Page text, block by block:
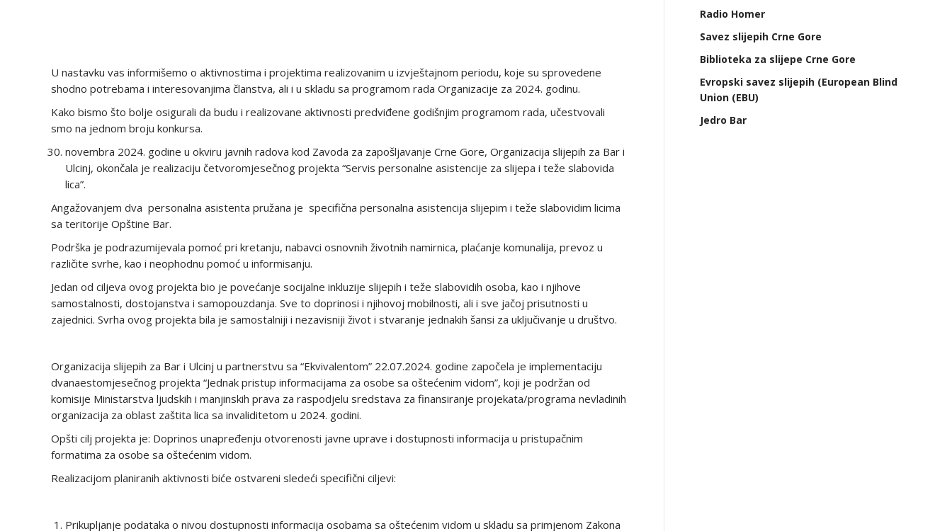
U nastavku vas informišemo o aktivnostima i projektima realizovanim u izvještajnom periodu, koje su sprovedene
shodno potrebama i interesovanjima članstva, ali i u skladu sa programom rada Organizacije za 2024. godinu.
Kako bismo što bolje osigurali da budu i realizovane aktivnosti predviđene godišnjim programom rada, učestvovali
smo na jednom broju konkursa.
novembra 2024. godine u okviru javnih radova kod Zavoda za zapošljavanje Crne Gore, Organizacija slijepih za Bar i
Ulcinj, okončala je realizaciju četvoromjesečnog projekta “Servis personalne asistencije za slijepa i teže slabovida
lica”.
Angažovanjem dva personalna asistenta pružana je specifična personalna asistencija slijepim i teže slabovidim licima
sa teritorije Opštine Bar.
Podrška je podrazumijevala pomoć pri kretanju, nabavci osnovnih životnih namirnica, plaćanje komunalija, prevoz u
različite svrhe, kao i neophodnu pomoć u informisanju.
Jedan od ciljeva ovog projekta bio je povećanje socijalne inkluzije slijepih i teže slabovidih osoba, kao i njihove
samostalnosti, dostojanstva i samopouzdanja. Sve to doprinosi i njihovoj mobilnosti, ali i sve jačoj prisutnosti u
zajednici. Svrha ovog projekta bila je samostalniji i nezavisniji život i stvaranje jednakih šansi za uključivanje u društvo.
Organizacija slijepih za Bar i Ulcinj u partnerstvu sa “Ekvivalentom” 22.07.2024. godine započela je implementaciju
dvanaestomjesečnog projekta “Jednak pristup informacijama za osobe sa oštećenim vidom”, koji je podržan od
komisije Ministarstva ljudskih i manjinskih prava za raspodjelu sredstava za finansiranje projekata/programa nevladinih
organizacija za oblast zaštita lica sa invaliditetom u 2024. godini.
Opšti cilj projekta je: Doprinos unapređenju otvorenosti javne uprave i dostupnosti informacija u pristupačnim
formatima za osobe sa oštećenim vidom.
Realizacijom planiranih aktivnosti biće ostvareni sledeći specifični ciljevi:
Prikupljanje podataka o nivou dostupnosti informacija osobama sa oštećenim vidom u skladu sa primjenom Zakona
Radio Homer
Savez slijepih Crne Gore
Biblioteka za slijepe Crne Gore
Evropski savez slijepih (European Blind
Union (EBU)
Jedro Bar